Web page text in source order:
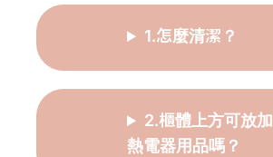
1.怎麼清潔？
2.櫃體上方可放加
熱電器用品嗎？